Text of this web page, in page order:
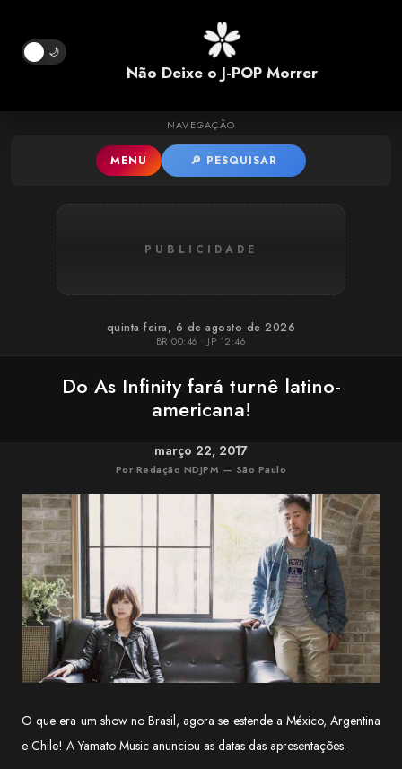
Pular para o conteúdo principal
🌙
Não Deixe o J-POP Morrer
NAVEGAÇÃO
MENU 🔎 PESQUISAR
PUBLICIDADE
quinta-feira, 6 de agosto de 2026
BR 00:46 • JP 12:46
Do As Infinity fará turnê latino-
americana!
março 22, 2017
Por Redação NDJPM — São Paulo
O que era um show no Brasil, agora se estende a México, Argentina
e Chile! A Yamato Music anunciou as datas das apresentações.